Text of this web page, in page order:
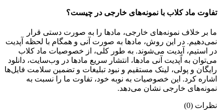
تفاوت ماد کلاب با نمونه‌های خارجی در چیست؟
ما بر خلاف نمونه‌های خارجی، مادها را به صورت دستی قرار
نمی‌دهیم. در این روش، مادها به صورت آنی و همگام با لحظه آپدیت
در استیم، آپدیت می‌شوند. به طور کلی، از خصوصیات ماد کلاب
می‌‌توان به آپدیت آنی مادها، انتشار سریع مادها در وب‌سایت، دانلود
رایگان و پولی، لینک مستقیم و نبود تبلیغات و تضمین سلامت فایل‌ها
اشاره کرد. این خصوصیات به نوبه خود، تفاوت ما را نسبت به
نمونه‌های خارجی نشان می‌دهد.
نظرات (0)